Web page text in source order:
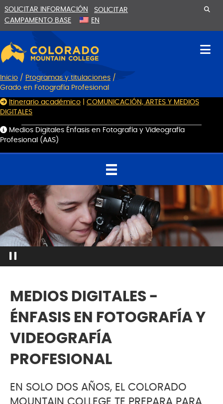
al
contenido
la
navegación
SOLICITAR INFORMACIÓN
SOLICITAR
CAMPAMENTO BASE
EN
Inicio / Programas y titulaciones /
Grado en Fotografía Profesional
Itinerario académico
COMUNICACIÓN, ARTES Y MEDIOS
DIGITALES
Medios Digitales Énfasis en Fotografía y Videografía
Profesional (AAS)
MEDIOS DIGITALES -
ÉNFASIS EN FOTOGRAFÍA Y
VIDEOGRAFÍA
PROFESIONAL
EN SOLO DOS AÑOS, EL COLORADO
MOUNTAIN COLLEGE TE PREPARA PARA